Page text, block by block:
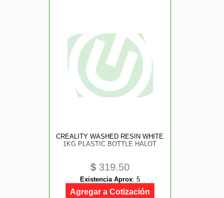
CREALITY WASHED RESIN WHITE
1KG PLASTIC BOTTLE HALOT
$ 319.50
Existencia Aprox: 5
Agregar a Cotización